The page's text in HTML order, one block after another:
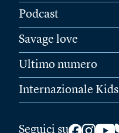
Podcast
Savage love
Ultimo numero
Internazionale Kids
Seguici su